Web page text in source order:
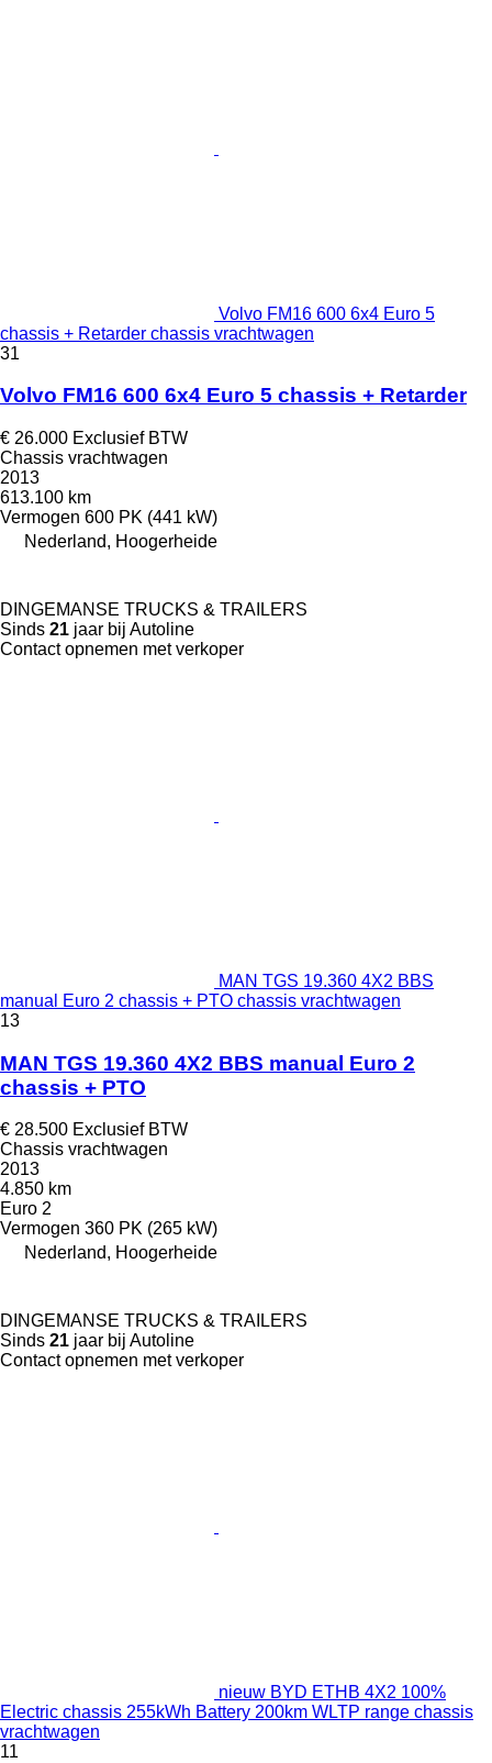
Volvo FM16 600 6x4 Euro 5
chassis + Retarder chassis vrachtwagen
31
Volvo FM16 600 6x4 Euro 5 chassis + Retarder
€ 26.000 Exclusief BTW
Chassis vrachtwagen
2013
613.100 km
Vermogen 600 PK (441 kW)
Nederland, Hoogerheide
DINGEMANSE TRUCKS & TRAILERS
Sinds 21 jaar bij Autoline
Contact opnemen met verkoper
MAN TGS 19.360 4X2 BBS
manual Euro 2 chassis + PTO chassis vrachtwagen
13
MAN TGS 19.360 4X2 BBS manual Euro 2
chassis + PTO
€ 28.500 Exclusief BTW
Chassis vrachtwagen
2013
4.850 km
Euro 2
Vermogen 360 PK (265 kW)
Nederland, Hoogerheide
DINGEMANSE TRUCKS & TRAILERS
Sinds 21 jaar bij Autoline
Contact opnemen met verkoper
nieuw BYD ETHB 4X2 100%
Electric chassis 255kWh Battery 200km WLTP range chassis
vrachtwagen
11